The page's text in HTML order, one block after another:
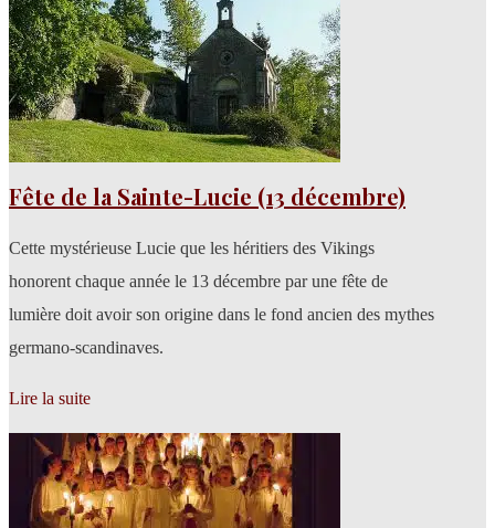
Fête de la Sainte-Lucie (13 décembre)
Cette mystérieuse Lucie que les héritiers des Vikings
honorent chaque année le 13 décembre par une fête de
lumière doit avoir son origine dans le fond ancien des mythes
germano-scandinaves.
Lire la suite